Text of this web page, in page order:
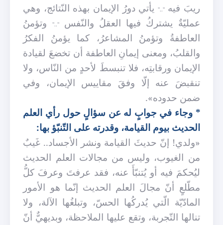
ريبَ فيه".." يأتي دورُ الإيمان بهذه النّتائج، وهي
عمليّةٌ يشتركُ فيها العقلُ والنّفس".."
وتؤمنُ
العاطفةُ وتؤمنُ المشاعرُ، كما يؤمنُ الفكرُ
والقلبُ، ومعنى إيمانِ العاطفة أن تخضعَ لقيادة
الإيمان ورقابتِه، فلا تنبسطَ لأحدٍ من النّاس، ولا
تنقبضَ عنه إلّا وفقَ مقاييس الإيمان، وفي
ضمن حدوده».
* وجاء في جوابٍ له عن سؤالٍ حول رأي العلم
الحديث بيوم القيامة، وقدرته على التّنبّؤ بها:
«ولدي! إنّ حديثَ القيامة ونشر الأجساد.. غَيبٌ
من الغيوب، وليس من مجالات العلم الحديث
ليُحكمَ فيه أو يُتنبّأَ عنه، فقد عرفتَ وعرفَ كلُّ
مطّلعٍ أنّ مجالَ العلم الحديث إنّما هو الأمور
المادّيّة الّتي يُدركُها الحسّ، وتبلغُها الآلة، ولا
تنالها التّجربة، وتقع عليها الملاحظة، وبديهيٌّ أنّ